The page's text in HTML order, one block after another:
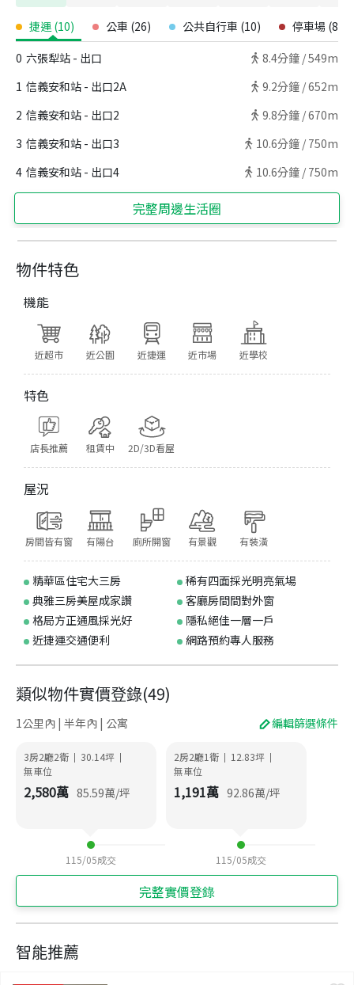
物件特色
機能
近超市 近公園 近捷運 近市場 近學校
特色
店長推薦 租賃中 2D/3D看屋
屋況
房間皆有窗 有陽台 廁所開窗 有景觀 有裝潢
精華區住宅大三房
稀有四面採光明亮氣場
典雅三房美屋成家讚
客廳房間間對外窗
格局方正通風採光好
隱私絕佳一層一戶
近捷運交通便利
網路預約專人服務
捷運 (10) 公車 (26) 公共自行車 (10) 停車場 (8
0 六張犁站 - 出口 8.4分鐘 /549m
1 信義安和站 - 出口2A 9.2分鐘 /652m
2 信義安和站 - 出口2 9.8分鐘 /670m
3 信義安和站 - 出口3 10.6分鐘 / 750m
4 信義安和站 - 出口4 10.6分鐘 / 750m
完整周邊生活圈
類似物件實價登錄(49)
1公里內 | 半年內 | 公寓 編輯篩選條件
3房2廳2衛 | 30.14坪 |
無車位
2,580萬 85.59萬/坪
115/05成交
2房2廳1衛 | 12.83坪 |
無車位
1,191萬 92.86萬/坪
115/05成交
完整實價登錄
智能推薦